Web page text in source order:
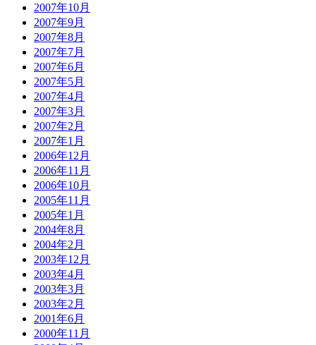
2007年10月
2007年9月
2007年8月
2007年7月
2007年6月
2007年5月
2007年4月
2007年3月
2007年2月
2007年1月
2006年12月
2006年11月
2006年10月
2005年11月
2005年1月
2004年8月
2004年2月
2003年12月
2003年4月
2003年3月
2003年2月
2001年6月
2000年11月